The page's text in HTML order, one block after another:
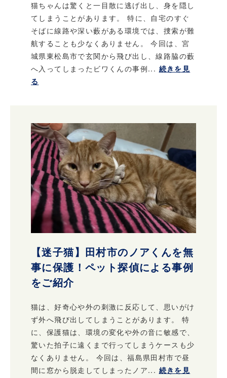
猫ちゃんは驚くと一目散に逃げ出し、身を隠し
てしまうことがあります。 特に、自宅のすぐ
そばに線路や深い藪がある環境では、捜索が難
航することも少なくありません。 今回は、宮
城県東松島市で玄関から飛び出し、線路脇の藪
へ入ってしまったビワくんの事例... 続きを見
る
【迷子猫】田村市のノアくんを無
事に保護！ペット探偵による事例
をご紹介
猫は、好奇心や外の刺激に反応して、思いがけ
ず外へ飛び出してしまうことがあります。 特
に、保護猫は、環境の変化や外の音に敏感で、
驚いた拍子に遠くまで行ってしまうケースも少
なくありません。 今回は、福島県田村市で昼
間に窓から脱走してしまったノア... 続きを見